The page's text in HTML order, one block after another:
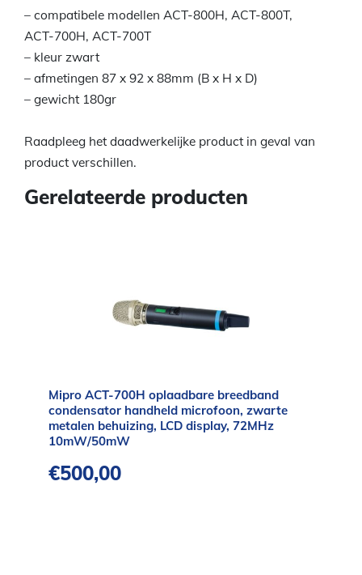
– compatibele modellen ACT-800H, ACT-800T,
ACT-700H, ACT-700T
– kleur zwart
– afmetingen 87 x 92 x 88mm (B x H x D)
– gewicht 180gr
Raadpleeg het daadwerkelijke product in geval van
product verschillen.
Gerelateerde producten
Mipro ACT-700H oplaadbare breedband
condensator handheld microfoon, zwarte
metalen behuizing, LCD display, 72MHz
10mW/50mW
€500,00